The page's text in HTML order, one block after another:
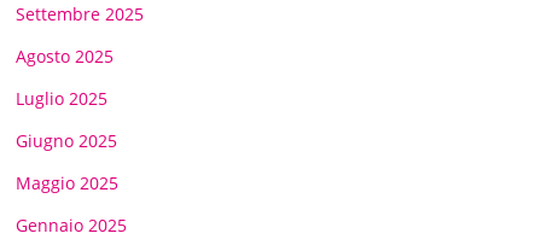
Settembre 2025
Agosto 2025
Luglio 2025
Giugno 2025
Maggio 2025
Gennaio 2025